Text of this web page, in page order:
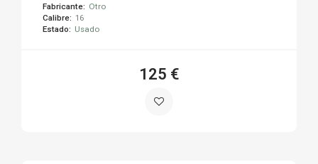
Fabricante: Otro
Calibre: 16
Estado: Usado
125 €